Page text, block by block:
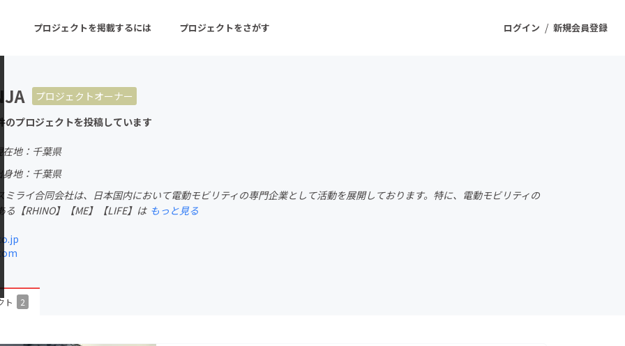
ログイン / 新規会員登録
プロジェクトを掲載するには プロジェクトをさがす
ーン 注目の新着プロジェクト
音楽
ゲーム・サービス開発
フード・飲食店
ファッション
プロジェクトオーナー
のプロジェクトを投稿しています
在地：千葉県
身地：千葉県
ミライ合同会社は、日本国内において電動モビリティの専門企業として活動を展開しております。特に、電動モビリティの
る【RHINO】【ME】【LIFE】は もっと見る
ト 2